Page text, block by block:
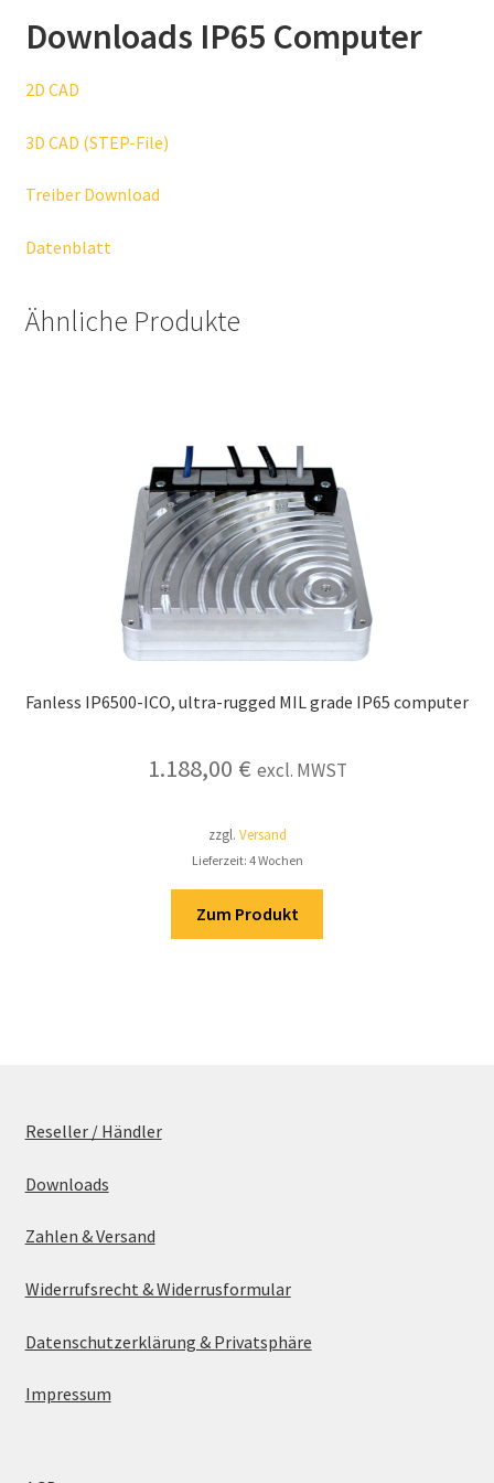
Downloads IP65 Computer
2D CAD
3D CAD (STEP-File)
Treiber Download
Datenblatt
Ähnliche Produkte
Fanless IP6500-ICO, ultra-rugged MIL grade IP65 computer
1.188,00 € excl. MWST
zzgl. Versand
Lieferzeit: 4 Wochen
Zum Produkt
Reseller / Händler
Downloads
Zahlen & Versand
Widerrufsrecht & Widerrusformular
Datenschutzerklärung & Privatsphäre
Impressum